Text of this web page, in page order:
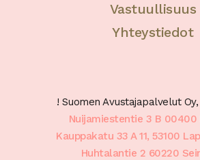
Vastuullisuus
Yhteystiedot
! Suomen Avustajapalvelut
Nuijamiestentie 3 B 00400
Kauppakatu 33 A 11, 53100
Huhtalantie 2 60220